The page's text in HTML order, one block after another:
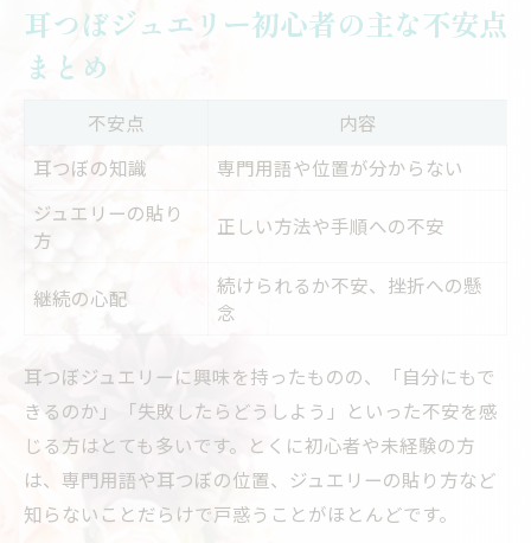
耳つぼジュエリー初心者の主な不安点
まとめ
不安点
内容
耳つぼの知識
専門用語や位置が分からない
ジュエリーの貼り
方
正しい方法や手順への不安
継続の心配
続けられるか不安、挫折への懸
念
耳つぼジュエリーに興味を持ったものの、「自分にもで
きるのか」「失敗したらどうしよう」といった不安を感
じる方はとても多いです。とくに初心者や未経験の方
は、専門用語や耳つぼの位置、ジュエリーの貼り方など
知らないことだらけで戸惑うことがほとんどです。